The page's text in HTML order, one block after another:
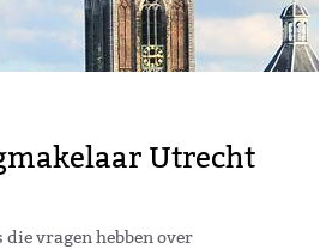
Utrecht
vragen hebben over